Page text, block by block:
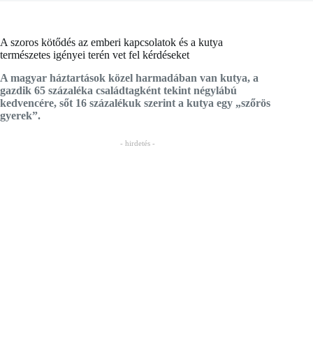
A szoros kötődés az emberi kapcsolatok és a kutya
természetes igényei terén vet fel kérdéseket
A magyar háztartások közel harmadában van kutya, a
gazdik 65 százaléka családtagként tekint négylábú
kedvencére, sőt 16 százalékuk szerint a kutya egy „szőrös
gyerek”.
- hirdetés -